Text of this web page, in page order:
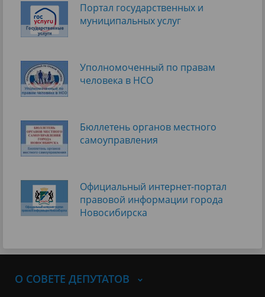
Портал государственных и
муниципальных услуг
Уполномоченный по правам
человека в НСО
Бюллетень органов местного
самоуправления
Официальный интернет-портал
правовой информации города
Новосибирска
О СОВЕТЕ ДЕПУТАТОВ